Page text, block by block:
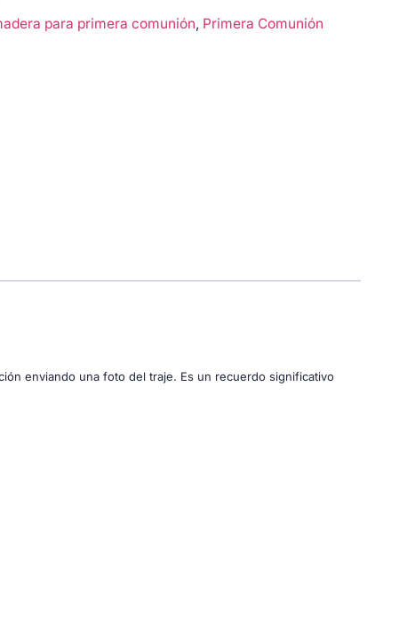
para primera comunión, Primera Comunión
enviando una foto del traje. Es un recuerdo significativo